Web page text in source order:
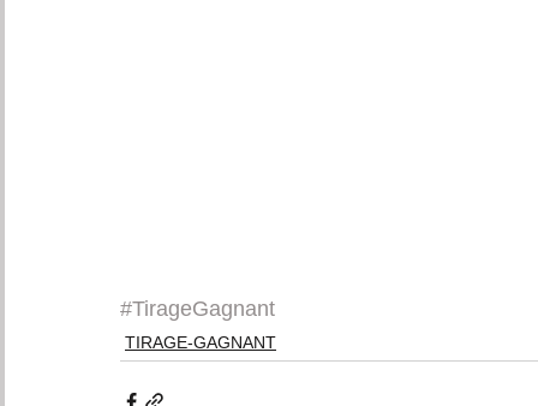
#TirageGagnant
TIRAGE-GAGNANT